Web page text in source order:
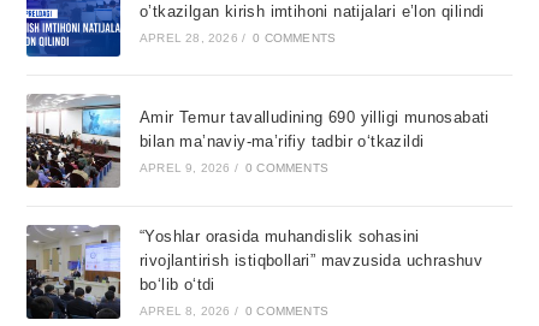
o’tkazilgan kirish imtihoni natijalari e’lon qilindi
APREL 28, 2026 / 0 COMMENTS
Amir Temur tavalludining 690 yilligi munosabati
bilan ma’naviy-ma’rifiy tadbir o‘tkazildi
APREL 9, 2026 / 0 COMMENTS
“Yoshlar orasida muhandislik sohasini
rivojlantirish istiqbollari” mavzusida uchrashuv
bo‘lib o‘tdi
APREL 8, 2026 / 0 COMMENTS